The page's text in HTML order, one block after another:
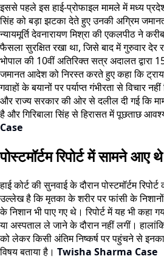
इससे पहले इस हाई-प्रोफाइल मामले में मध्य प्रदेश
सिंह को बड़ा झटका देते हुए उनकी अग्रिम
न्यायमूर्ति देवनारायण मिश्रा की एकलपीठ ने
फैसला सुरक्षित रखा था, जिसे बाद में गुरुवार देर
भोपाल की 10वीं अतिरिक्त सत्र अदालत द्वारा
जमानत आदेश को निरस्त करते हुए कहा कि
गवाहों के बयानों पर पर्याप्त गंभीरता से विचार
और राज्य सरकार की ओर से दलील दी गई कि
है और गिरिबाला सिंह से हिरासत में पूछताछ
Case
पोस्टमॉर्टम रिपोर्ट में सामने
हाई कोर्ट की सुनवाई के दौरान पोस्टमॉर्टम
उल्लेख है कि मृतका के शरीर पर फांसी के
के निशान भी पाए गए थे। रिपोर्ट में यह भी कहा
या अस्पताल ले जाने के दौरान नहीं लगीं।
को लेकर किसी अंतिम निष्कर्ष पर पहुंचने से
विषय बताया है। Twisha Sharma Case